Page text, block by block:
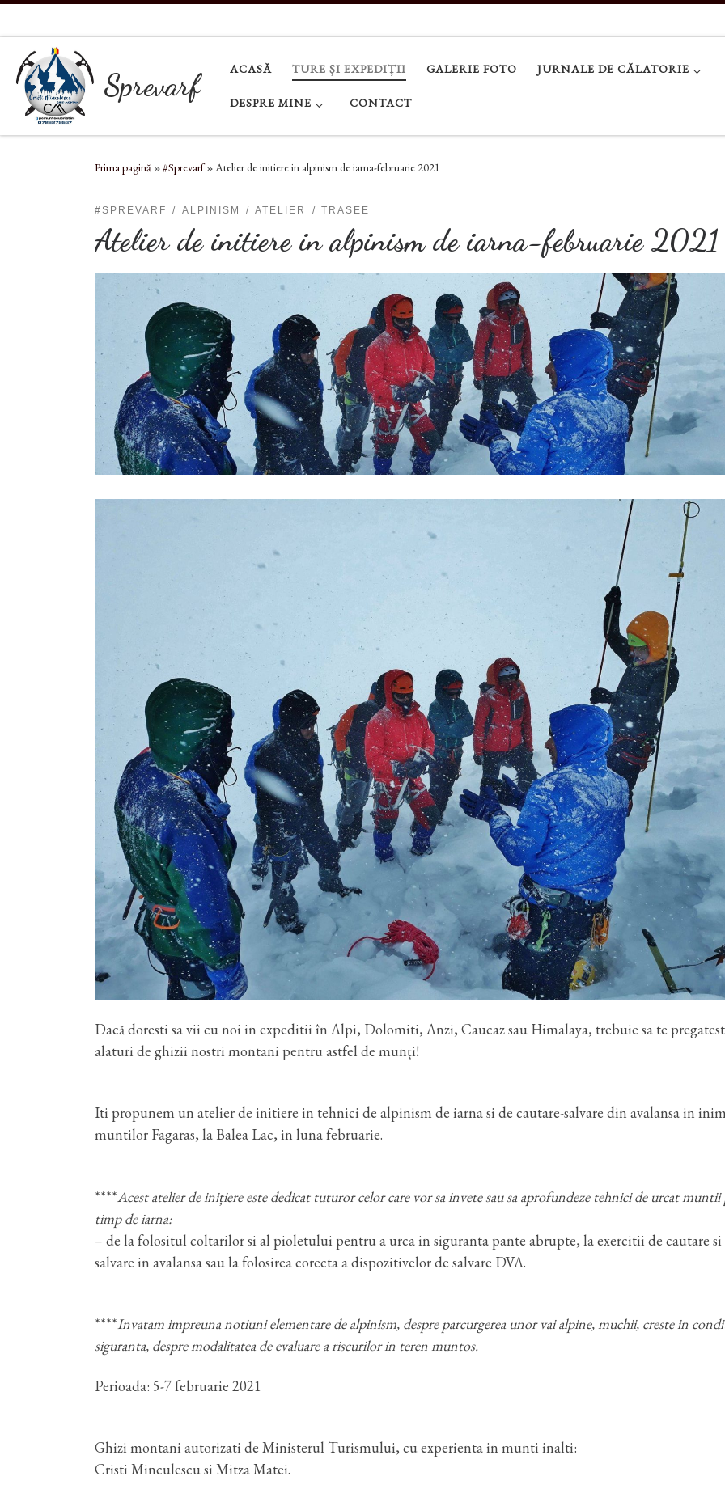
Sprevarf ACASĂ TURE ȘI EXPEDIȚII GALERIE FOTO JURNALE DE CĂLATORIE
DESPRE MINE CONTACT
Prima pagină »#Sprevarf »Atelier de initiere in alpinism de iarna-februarie 2021
#SPREVARF ALPINISM ATELIER TRASEE
Atelier de initiere in alpinism de iarna-februarie 2021
Dacă doresti sa vii cu noi in expeditii în Alpi, Dolomiti, Anzi, Caucaz sau Himalaya, trebuie sa te
alaturi de ghizii nostri montani pentru astfel de munți!
Iti propunem un atelier de initiere in tehnici de alpinism de iarna si de cautare-salvare din avalansa in
muntilor Fagaras, la Balea Lac, in luna februarie.
****Acest atelier de inițiere este dedicat tuturor celor care vor sa invete sau sa aprofundeze tehnici de urcat muntii
timp de iarna:
– de la folositul coltarilor si al pioletului pentru a urca in siguranta pante abrupte, la exercitii de cautare si
salvare in avalansa sau la folosirea corecta a dispozitivelor de salvare DVA.
****Invatam impreuna notiuni elementare de alpinism, despre parcurgerea unor vai alpine, muchii, creste in
siguranta, despre modalitatea de evaluare a riscurilor in teren muntos.
Perioada: 5-7 februarie 2021
Ghizi montani autorizati de Ministerul Turismului, cu experienta in munti inalti:
Cristi Minculescu si Mitza Matei.